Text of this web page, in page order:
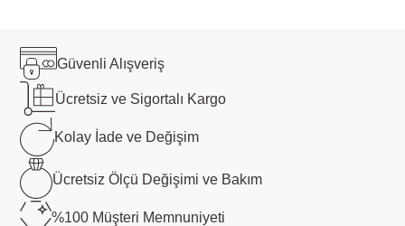
Güvenli Alışveriş
Ücretsiz ve Sigortalı Kargo
Kolay İade ve Değişim
Ücretsiz Ölçü Değişimi ve Bakım
%100 Müşteri Memnuniyeti